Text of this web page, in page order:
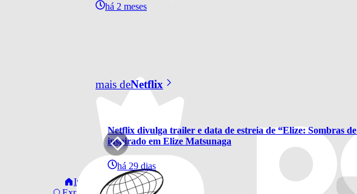
Início
há 2 meses
mais deNetflix
Netflix divulga trailer e data de estreia de “Elize: Sombras
inspirado em Elize Matsunaga
há 29 dias